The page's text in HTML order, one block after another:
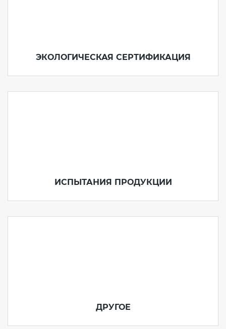
ЭКОЛОГИЧЕСКАЯ СЕРТИФИКАЦИЯ
ИСПЫТАНИЯ ПРОДУКЦИИ
ДРУГОЕ